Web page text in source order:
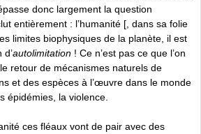
donc largement la question
entièrement : l’humanité [, dans sa folie
limites biophysiques de la planète, il est
d’autolimitation ! Ce n’est pas ce que l’on
retour de mécanismes naturels de
et des espèces à l’œuvre dans le monde
épidémies, la violence.
ces fléaux vont de pair avec des